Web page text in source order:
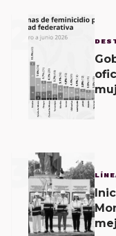
2
3